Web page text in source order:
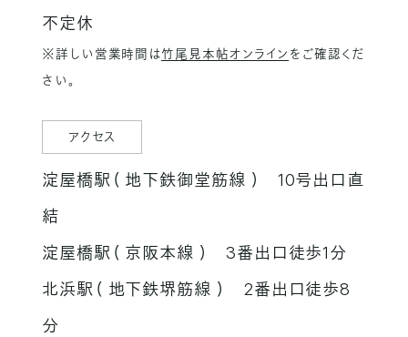
不定休
※詳しい営業時間は竹尾見本帖オンライン をご確認くだ
さい。
アクセス
淀屋橋駅（ 地下鉄御堂筋線 ） 10号出口直
結
淀屋橋駅（ 京阪本線 ） 3番出口徒歩1分
北浜駅（ 地下鉄堺筋線 ） 2番出口徒歩8
分